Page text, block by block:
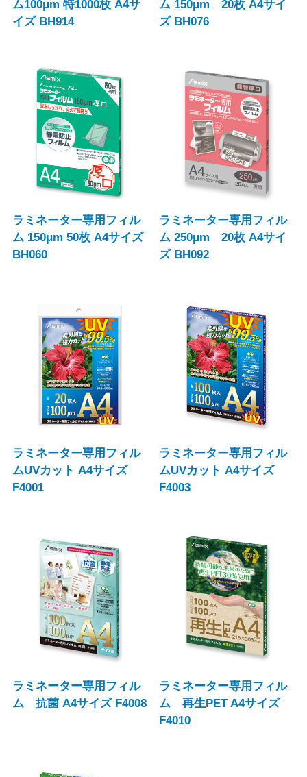
ム100μm 特1000枚 A4サ
イズ BH914
ム 150μm 20枚 A4サイ
ズ BH076
ラミネーター専用フィル
ム 150μm 50枚 A4サイズ
BH060
ラミネーター専用フィル
ム 250μm 20枚 A4サイ
ズ BH092
ラミネーター専用フィル
ムUVカット A4サイズ
F4001
ラミネーター専用フィル
ムUVカット A4サイズ
F4003
ラミネーター専用フィル
ム 抗菌 A4サイズ F4008
ラミネーター専用フィル
ム 再生PET A4サイズ
F4010